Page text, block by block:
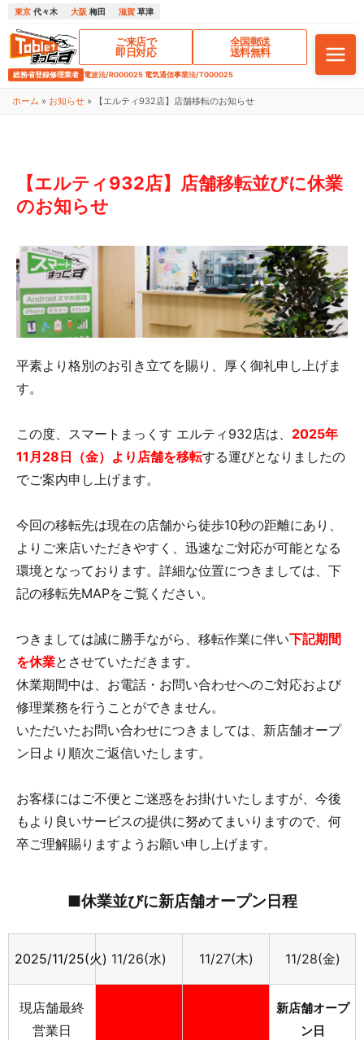
東京 代々木 大阪 梅田 滋賀 草津
ご来店で
即日対応
全国郵送
送料無料
総務省登録修理業者 電波法/R000025 電気通信事業法/T000025
ホーム » お知らせ » 【エルティ932店】店舗移転のお知らせ
【エルティ932店】店舗移転並びに休業
のお知らせ
平素より格別のお引き立てを賜り、厚く御礼申し上げま
す。
この度、スマートまっくす エルティ932店は、 2025年
11月28日（金）より店舗を移転する運びとなりましたの
でご案内申し上げます。
今回の移転先は現在の店舗から徒歩10秒の距離にあり、
よりご来店いただきやすく、迅速なご対応が可能となる
環境となっております。詳細な位置につきましては、下
記の移転先MAPをご覧ください。
つきましては誠に勝手ながら、移転作業に伴い下記期間
を休業とさせていただきます。
休業期間中は、お電話・お問い合わせへのご対応および
修理業務を行うことができません。
いただいたお問い合わせにつきましては、新店舗オープ
ン日より順次ご返信いたします。
お客様にはご不便とご迷惑をお掛けいたしますが、今後
もより良いサービスの提供に努めてまいりますので、何
卒ご理解賜りますようお願い申し上げます。
■休業並びに新店舗オープン日程
2025/11/25(火) 11/26(水) 11/27(木) 11/28(金)
現店舗最終
営業日
新店舗オープ
ン日